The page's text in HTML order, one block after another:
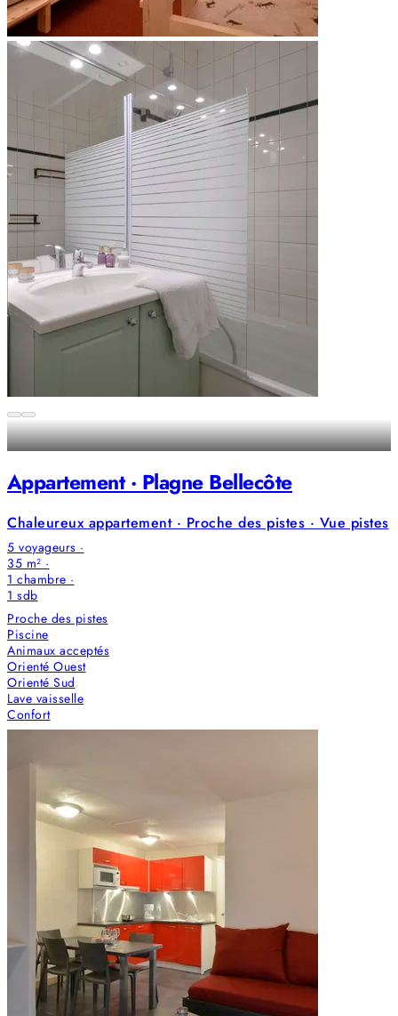
Appartement · Plagne Bellecôte
Chaleureux appartement · Proche des pistes · Vue pistes
5 voyageurs ·
35 m² ·
1 chambre ·
1sdb
Proche des pistes
Piscine
Animaux acceptés
Orienté Ouest
Orienté Sud
Lave vaisselle
Confort